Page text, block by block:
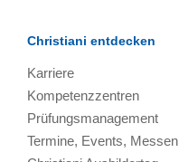
Christiani entdecken
Karriere
Kompetenzzentren
Prüfungsmanagement
Termine, Events, Messen